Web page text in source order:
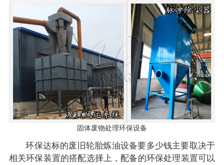
固体废物处理环保设备
环保达标的废旧轮胎炼油设备要多少钱主要取决于
相关环保装置的搭配选择上，配备的环保处理装置可以